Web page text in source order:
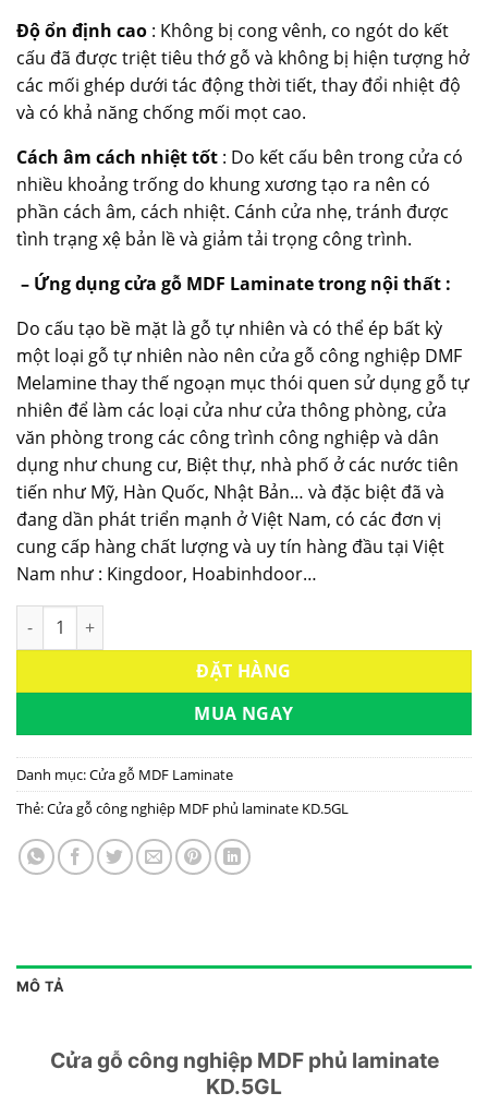
Độ ổn định cao : Không bị cong vênh, co ngót do kết
cấu đã được triệt tiêu thớ gỗ và không bị hiện tượng hở
các mối ghép dưới tác động thời tiết, thay đổi nhiệt độ
và có khả năng chống mối mọt cao.
Cách âm cách nhiệt tốt : Do kết cấu bên trong cửa có
nhiều khoảng trống do khung xương tạo ra nên có
phần cách âm, cách nhiệt. Cánh cửa nhẹ, tránh được
tình trạng xệ bản lề và giảm tải trọng công trình.
– Ứng dụng cửa gỗ MDF Laminate trong nội thất :
Do cấu tạo bề mặt là gỗ tự nhiên và có thể ép bất kỳ
một loại gỗ tự nhiên nào nên cửa gỗ công nghiệp DMF
Melamine thay thế ngoạn mục thói quen sử dụng gỗ tự
nhiên để làm các loại cửa như cửa thông phòng, cửa
văn phòng trong các công trình công nghiệp và dân
dụng như chung cư, Biệt thự, nhà phố ở các nước tiên
tiến như Mỹ, Hàn Quốc, Nhật Bản… và đặc biệt đã và
đang dần phát triển mạnh ở Việt Nam, có các đơn vị
cung cấp hàng chất lượng và uy tín hàng đầu tại Việt
Nam như : Kingdoor, Hoabinhdoor…
Cửa gỗ công nghiệp MDF phủ laminate KD.5GL số lượng
ĐẶT HÀNG
MUA NGAY
Danh mục:Cửa gỗ MDF Laminate
Thẻ:Cửa gỗ công nghiệp MDF phủ laminate KD.5GL
MÔ TẢ
Cửa gỗ công nghiệp MDF phủ laminate
KD.5GL